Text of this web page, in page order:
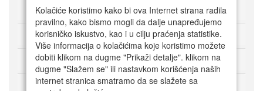
O DVD Zoni
Kako kupovati online
Korisnički servis
Način plaćanja
Kolačiće koristimo kako bi ova Internet strana radila
pravilno, kako bismo mogli da dalje unapređujemo
korisničko iskustvo, kao i u cilju praćenja statistike.
Više informacija o kolačićima koje koristimo možete
dobiti klikom na dugme "Prikaži detalje". klikom na
dugme "Slažem se" ili nastavkom korišćenja naših
internet stranica smatramo da se slažete sa